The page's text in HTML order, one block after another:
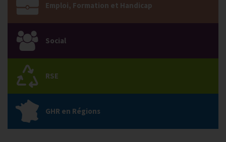
Emploi, Formation et Handicap
Social
RSE
GHR en Régions